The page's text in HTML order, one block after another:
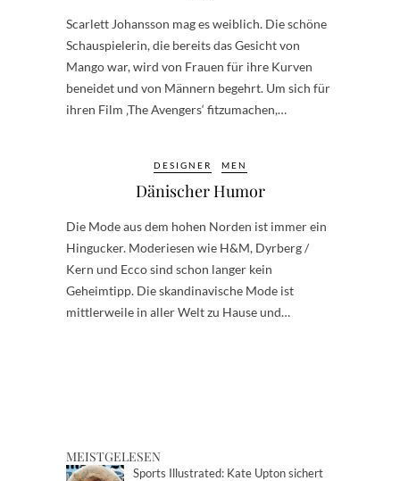
Scarlett Johansson mag es weiblich. Die schöne
Schauspielerin, die bereits das Gesicht von
Mango war, wird von Frauen für ihre Kurven
beneidet und von Männern begehrt. Um sich für
ihren Film ‚The Avengers‘ fitzumachen,…
DESIGNER MEN
Dänischer Humor
Die Mode aus dem hohen Norden ist immer ein
Hingucker. Moderiesen wie H&M, Dyrberg /
Kern und Ecco sind schon langer kein
Geheimtipp. Die skandinavische Mode ist
mittlerweile in aller Welt zu Hause und…
MEISTGELESEN
Sports Illustrated: Kate Upton sichert